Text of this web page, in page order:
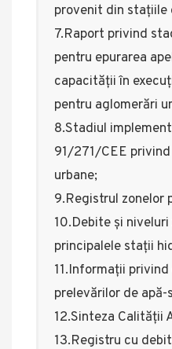
provenit din stațiile
7.Raport privind
pentru epurarea
capacității în
pentru aglomerări
8.Stadiul
91/271/CEE
urbane;
9.Registrul zonelor
10.Debite și
principalele stații
11.Informații
prelevărilor de apă-
12.Sinteza Calității
13.Registru cu